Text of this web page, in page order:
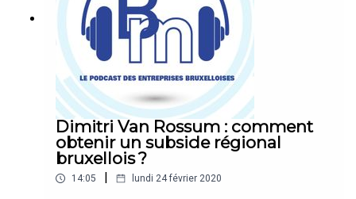
Dimitri Van Rossum : comment
obtenir un subside régional
bruxellois ?
14:05 | lundi 24 février 2020